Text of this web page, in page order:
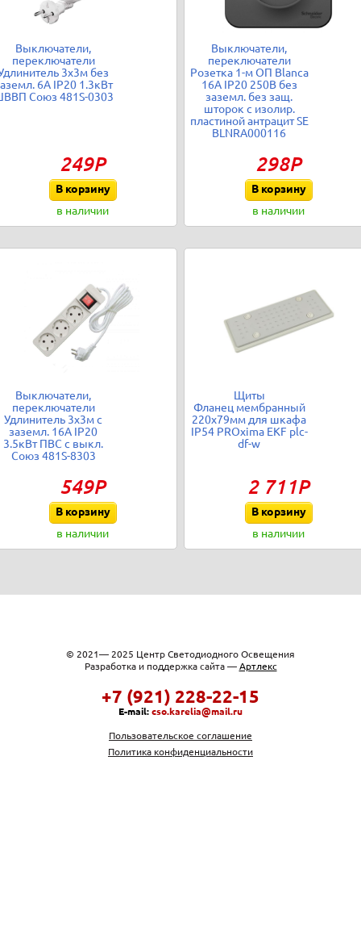
Выключатели,
переключатели
3х3м без
6А IP20 1.3кВт
Союз 481S-0303
249Р
В корзину
в наличии
Выключатели,
переключатели
Розетка 1-м ОП Blanca
16А IP20 250В без
заземл. без защ.
шторок с изолир.
пластиной антрацит SE
BLNRA000116
298Р
В корзину
в наличии
Выключатели,
переключатели
Удлинитель 3х3м с
заземл. 16А IP20
3.5кВт ПВС с выкл.
Союз 481S-8303
549Р
В корзину
в наличии
Щиты
Фланец мембранный
220х79мм для шкафа
IP54 PROxima EKF plc-
df-w
2 711Р
В корзину
в наличии
© 2021— 2025 Центр Светодиодного Освещения
Разработка и поддержка сайта — Артлекс
+7 (921) 228-22-15
E-mail: cso.karelia@mail.ru
Пользовательское соглашение
Политика конфиденциальности